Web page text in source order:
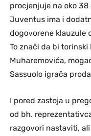
procjenjuje na oko
Juventus ima i
dogovorene klauzule
To znači da bi
Muharemovića,
Sassuolo igrača
I pored zastoja u
od bh.
razgovori nastaviti,